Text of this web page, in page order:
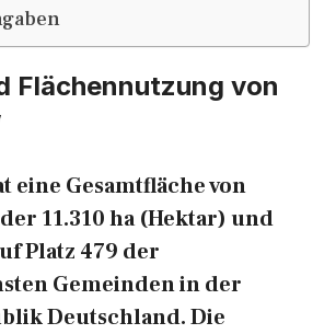
Flächennutzung von
eine Gesamtfläche von
11.310 ha (Hektar) und
Platz 479 der
Gemeinden in der
Deutschland. Die